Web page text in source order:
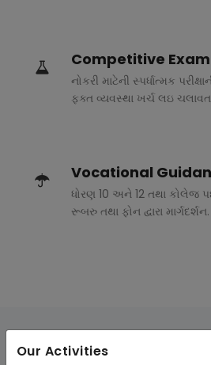
Our Activities
Competitive
નોકરી માટેની સ્પર્ધાત્મક
ફક્ત વ્યવસ્થા ખર્ચ લઇ
Vocational
ધોરણ 10 અને 12 તથા કોલેજ
રૂબરુ તથા ફોન દ્વારા માર્ગદર્શન.